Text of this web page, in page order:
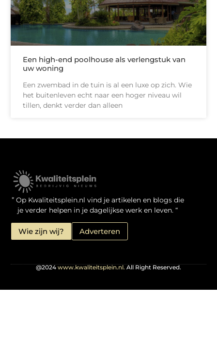
Een high-end poolhouse als verlengstuk van
uw woning
Een zwembad in de tuin is al een luxe op zich. Wie
het buitenleven echt naar een hoger niveau wil
tillen, denkt verder dan alleen
” Op Kwaliteitsplein.nl vind je artikelen en blogs die
je verder helpen in je dagelijkse werk en leven. “
Wie zijn wij? Adverteren
@2024 www.kwaliteitsplein.nl. All Right Reserved.